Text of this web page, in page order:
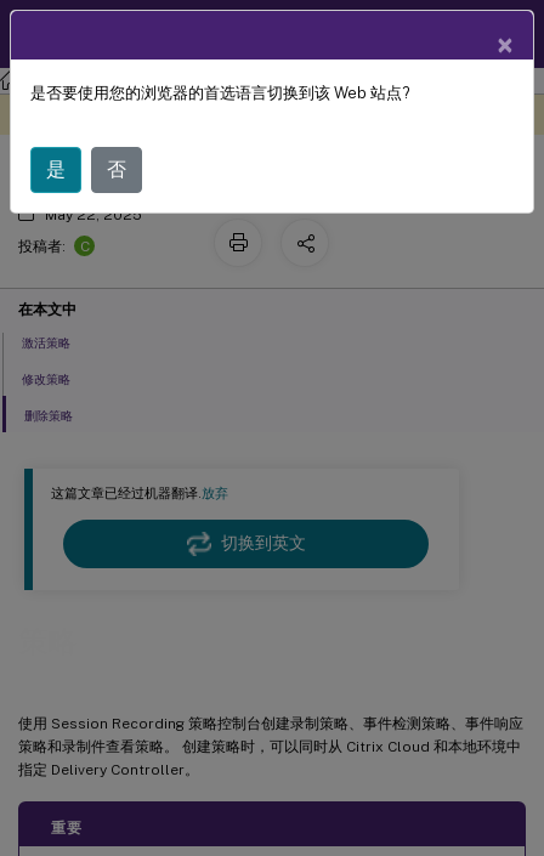
Session Recording Session Recording 2411
这篇文章已经过机器翻译.放弃
切换到英文
使用 Session Recording 策略控制台创建录制策略、事件检测策略、事件响应
策略和录制件查看策略。 创建策略时，可以同时从 Citrix Cloud 和本地环境中
指定 Delivery Controller。
重要
策略
May 22, 2025
投稿者:
C
在本文中
激活策略
修改策略
删除策略
×
是否要使用您的浏览器的首选语言切换到该 Web 站点?
是 否